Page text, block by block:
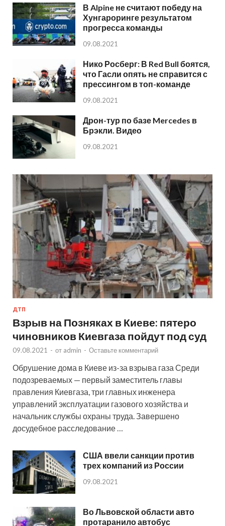
В Alpine не считают победу на
Хунгароринге результатом
прогресса команды
09.08.2021
Нико Росберг: В Red Bull боятся,
что Гасли опять не справится с
прессингом в топ-команде
09.08.2021
Дрон-тур по базе Mercedes в
Брэкли. Видео
09.08.2021
ДТП
Взрыв на Позняках в Киеве: пятеро
чиновников Киевгаза пойдут под суд
09.08.2021 - от admin - Оставьте комментарий
Обрушение дома в Киеве из-за взрыва газа Среди
подозреваемых — первый заместитель главы
правления Киевгаза, три главных инженера
управлений эксплуатации газового хозяйства и
начальник службы охраны труда. Завершено
досудебное расследование …
США ввели санкции против
трех компаний из России
09.08.2021
Во Львовской области авто
протаранило автобус